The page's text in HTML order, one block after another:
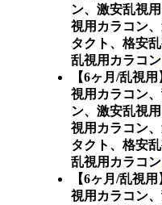
ン、激安乱視
視用カラコン
タクト、格安
乱視用カラコン
【6ヶ月/乱視
視用カラコン
ン、激安乱視
視用カラコン
タクト、格安
乱視用カラコン
【6ヶ月/乱視
視用カラコン